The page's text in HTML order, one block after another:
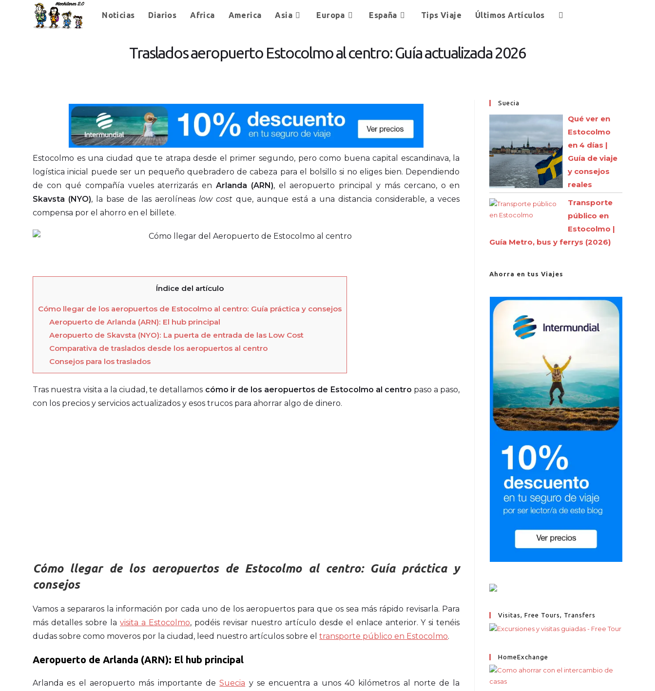
Noticias Diarios Africa America Asia Europa España Tips Viaje Últimos Artículos
Traslados aeropuerto Estocolmo al centro: Guía actualizada 2026
Estocolmo es una ciudad que te atrapa desde el primer segundo, pero como buena capital escandinava, la
logística inicial puede ser un pequeño quebradero de cabeza para el bolsillo si no eliges bien. Dependiendo
de con qué compañía vueles aterrizarás en Arlanda (ARN), el aeropuerto principal y más cercano, o en
Skavsta (NYO), la base de las aerolíneaslow cost que, aunque está a una distancia considerable, a veces
compensa por el ahorro en el billete.
Índice del artículo
Cómo llegar de los aeropuertos de Estocolmo al centro: Guía práctica y consejos
Aeropuerto de Arlanda (ARN): El hub principal
Aeropuerto de Skavsta (NYO): La puerta de entrada de las Low Cost
Comparativa de traslados desde los aeropuertos al centro
Consejos para los traslados
Tras nuestra visita a la ciudad, te detallamos cómo ir de los aeropuertos de Estocolmo al centro paso a paso,
con los precios y servicios actualizados y esos trucos para ahorrar algo de dinero.
Cómo llegar de los aeropuertos de Estocolmo al centro: Guía práctica y
consejos
Vamos a separaros la información por cada uno de los aeropuertos para que os sea más rápido revisarla. Para
más detalles sobre lavisita a Estocolmo, podéis revisar nuestro artículo desde el enlace anterior. Y si tenéis
dudas sobre como moveros por la ciudad, leed nuestro artículos sobre eltransporte público en Estocolmo.
Aeropuerto de Arlanda (ARN): El hub principal
Arlanda es el aeropuerto más importante deSuecia y se encuentra a unos 40 kilómetros al norte de la
Suecia
Qué ver en
Estocolmo
en 4 días |
Guía de viaje
y consejos
reales
Transporte
público en
Estocolmo |
Guía Metro, bus y ferrys (2026)
Ahorra en tus Viajes
Visitas, Free Tours, Transfers
HomeExchange